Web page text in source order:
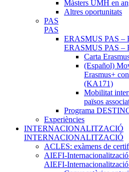
Màsters UMH en
Altres oportunitats
PAS
PAS
ERASMUS PAS –
ERASMUS PAS –
Carta
(Español)
Erasmus+
(KA171)
Mobilitat
països
Programa
Experiències
INTERNACIONALITZACIÓ
INTERNACIONALITZACIÓ
ACLES: exàmens de
AIEFI-Internacionalització
AIEFI-Internacionalització